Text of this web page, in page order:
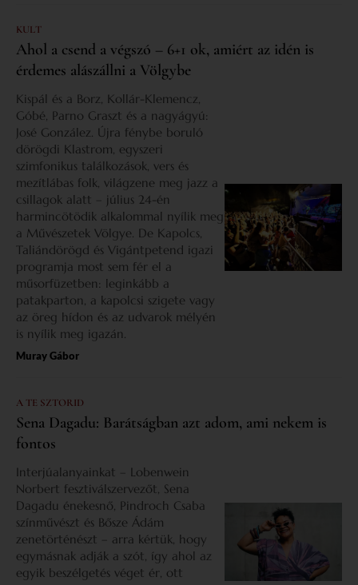
KULT
Ahol a csend a végszó – 6+1 ok, amiért az idén is
érdemes alászállni a Völgybe
Kispál és a Borz, Kollár-Klemencz,
Góbé, Parno Graszt és a nagyágyú:
José González. Újra fénybe boruló
dörögdi Klastrom, egyszeri
szimfonikus találkozások, vers és
mezítlábas folk, világzene meg jazz a
csillagok alatt – július 24-én
harmincötödik alkalommal nyílik meg
a Művészetek Völgye. De Kapolcs,
Taliándörögd és Vigántpetend igazi
programja most sem fér el a
műsorfüzetben: leginkább a
patakparton, a kapolcsi szigete vagy
az öreg hídon és az udvarok mélyén
is nyílik meg igazán.
Muray Gábor
A TE SZTORID
Sena Dagadu: Barátságban azt adom, ami nekem is
fontos
Interjúalanyainkat – Lobenwein
Norbert fesztiválszervezőt, Sena
Dagadu énekesnő, Pindroch Csaba
színművészt és Bősze Ádám
zenetörténészt – arra kértük, hogy
egymásnak adják a szót, így ahol az
egyik beszélgetés véget ér, ott